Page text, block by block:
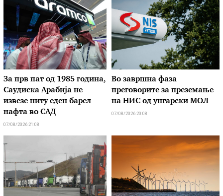
За прв пат од 1985 година,
Саудиска Арабија не
извезе ниту еден барел
нафта во САД
07/08/2026 21:08
Во завршна фаза
преговорите за преземање
на НИС од унгарски МОЛ
07/08/2026 20:08